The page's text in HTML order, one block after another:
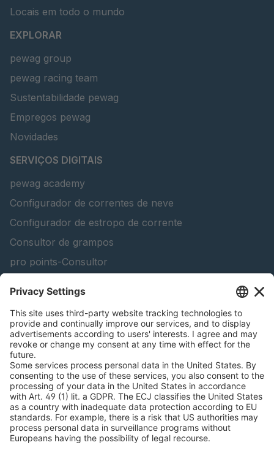
Locais em todo o mundo
EXPLORAR
pewag group
pewag racing team
Sustentabilidade pewag
Empregos pewag
Novidades
SERVIÇOS DIGITAIS
pewag academy
Configurador de correntes de neve
Configurador de estropo de corrente
Consultor de grampos
pro points-Consultor
Lifting Beam Configurator
Encontra produtos florestais
Catálogos
INFORMAÇÃO LEGAL
Certificados
Contrato de conta de conteúdo
Termos e condições
Declaração de privacidade de dados